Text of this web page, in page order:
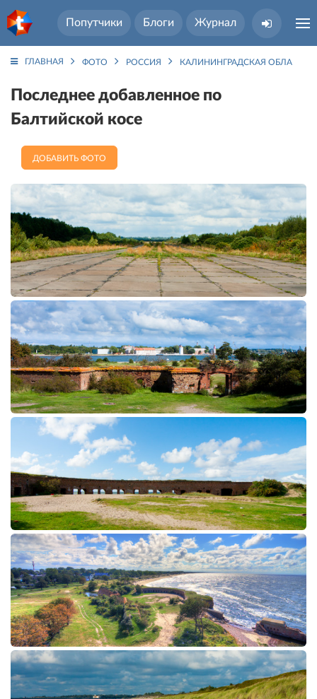
Попутчики Блоги Журнал
ГЛАВНАЯ ФОТО РОССИЯ КАЛИНИНГРАДСКАЯ ОБЛАСТЬ
Последнее добавленное по
Балтийской косе
ДОБАВИТЬ ФОТО